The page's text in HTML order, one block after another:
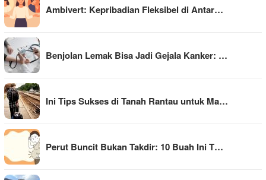
Ambivert: Kepribadian Fleksibel di Antar…
Benjolan Lemak Bisa Jadi Gejala Kanker: …
Ini Tips Sukses di Tanah Rantau untuk Ma…
Perut Buncit Bukan Takdir: 10 Buah Ini T…